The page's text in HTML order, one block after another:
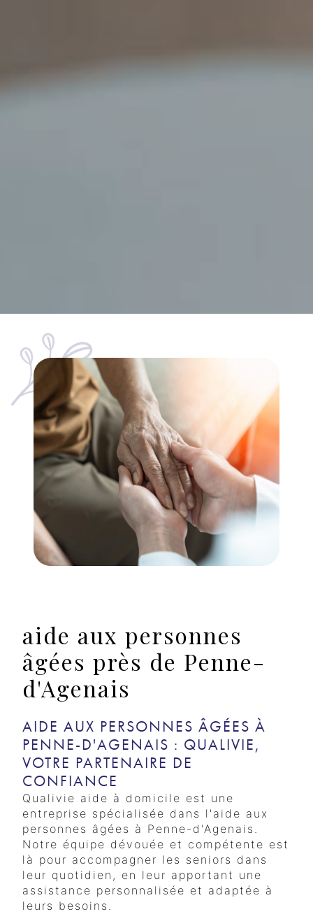
aide aux personnes
âgées près de Penne-
d'Agenais
AIDE AUX PERSONNES ÂGÉES À
PENNE-D'AGENAIS : QUALIVIE,
VOTRE PARTENAIRE DE
CONFIANCE
Qualivie aide à domicile est une
entreprise spécialisée dans l'aide aux
personnes âgées à Penne-d'Agenais.
Notre équipe dévouée et compétente est
là pour accompagner les seniors dans
leur quotidien, en leur apportant une
assistance personnalisée et adaptée à
leurs besoins.